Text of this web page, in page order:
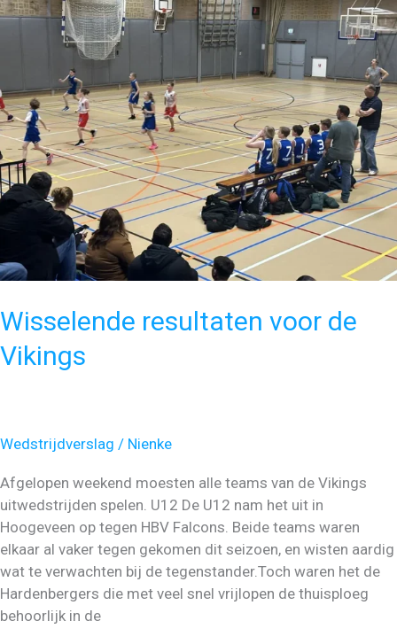
het
kampioenschap
Wisselende resultaten voor de
Vikings
Wedstrijdverslag / Nienke
Afgelopen weekend moesten alle teams van de Vikings
uitwedstrijden spelen. U12 De U12 nam het uit in
Hoogeveen op tegen HBV Falcons. Beide teams waren
elkaar al vaker tegen gekomen dit seizoen, en wisten aardig
wat te verwachten bij de tegenstander.Toch waren het de
Hardenbergers die met veel snel vrijlopen de thuisploeg
behoorlijk in de